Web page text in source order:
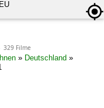
329 Filme
» Deutschland »